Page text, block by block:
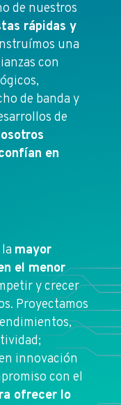
de nuestros
rápidas y
una
con
de banda y
de
en
mayor
el menor
y crecer
Proyectamos
innovación
con el
ofrecer lo